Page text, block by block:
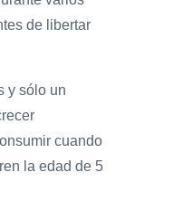
de libertar
y sólo un
cuando
la edad de 5